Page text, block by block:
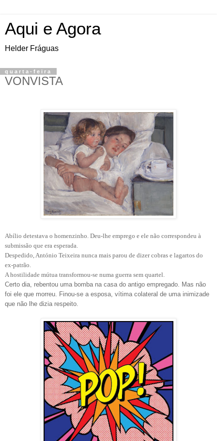
Aqui e Agora
Helder Fráguas
quarta-feira
VONVISTA
Abílio detestava o homenzinho. Deu-lhe emprego e ele não correspondeu à
submissão que era esperada.
Despedido, António Teixeira nunca mais parou de dizer cobras e lagartos do
ex-patrão.
A hostilidade mútua transformou-se numa guerra sem quartel.
Certo dia, rebentou uma bomba na casa do antigo empregado. Mas não
foi ele que morreu. Finou-se a esposa, vítima colateral de uma inimizade
que não lhe dizia respeito.